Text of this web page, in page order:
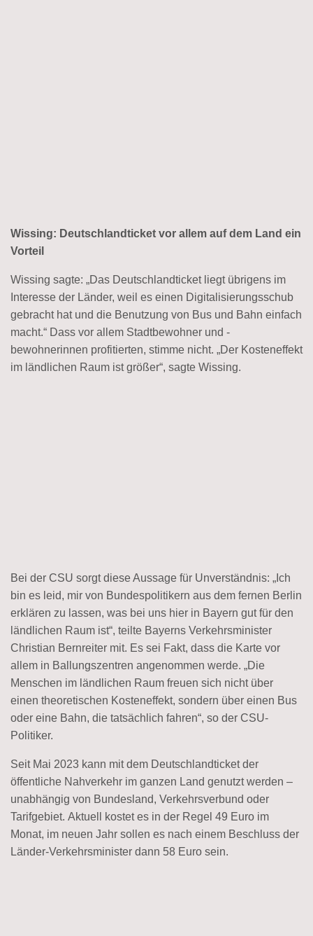
Wissing: Deutschlandticket vor allem auf dem Land ein
Vorteil
Wissing sagte: „Das Deutschlandticket liegt übrigens im
Interesse der Länder, weil es einen Digitalisierungsschub
gebracht hat und die Benutzung von Bus und Bahn einfach
macht.“ Dass vor allem Stadtbewohner und -
bewohnerinnen profitierten, stimme nicht. „Der Kosteneffekt
im ländlichen Raum ist größer“, sagte Wissing.
Bei der CSU sorgt diese Aussage für Unverständnis: „Ich
bin es leid, mir von Bundespolitikern aus dem fernen Berlin
erklären zu lassen, was bei uns hier in Bayern gut für den
ländlichen Raum ist“, teilte Bayerns Verkehrsminister
Christian Bernreiter mit. Es sei Fakt, dass die Karte vor
allem in Ballungszentren angenommen werde. „Die
Menschen im ländlichen Raum freuen sich nicht über
einen theoretischen Kosteneffekt, sondern über einen Bus
oder eine Bahn, die tatsächlich fahren“, so der CSU-
Politiker.
Seit Mai 2023 kann mit dem Deutschlandticket der
öffentliche Nahverkehr im ganzen Land genutzt werden –
unabhängig von Bundesland, Verkehrsverbund oder
Tarifgebiet. Aktuell kostet es in der Regel 49 Euro im
Monat, im neuen Jahr sollen es nach einem Beschluss der
Länder-Verkehrsminister dann 58 Euro sein.